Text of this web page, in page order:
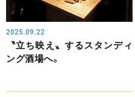
2025.09.22
〝立ち映え〟するスタンディ
ング酒場へ。